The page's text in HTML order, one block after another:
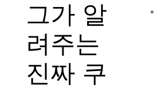
그가 알
려주는
진짜 쿠